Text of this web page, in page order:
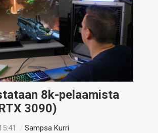
8k-pelaamista
3090)
/Sampsa Kurri